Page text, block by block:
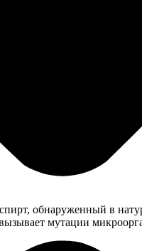
обнаруженный в
мутации